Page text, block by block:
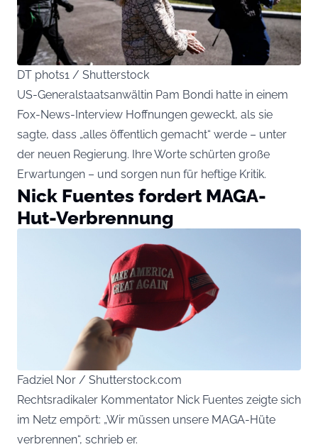
DT phots1 / Shutterstock
US-Generalstaatsanwältin Pam Bondi hatte in einem
Fox-News-Interview Hoffnungen geweckt, als sie
sagte, dass „alles öffentlich gemacht“ werde – unter
der neuen Regierung. Ihre Worte schürten große
Erwartungen – und sorgen nun für heftige Kritik.
Nick Fuentes fordert MAGA-
Hut-Verbrennung
Fadziel Nor / Shutterstock.com
Rechtsradikaler Kommentator Nick Fuentes zeigte sich
im Netz empört: „Wir müssen unsere MAGA-Hüte
verbrennen“, schrieb er.